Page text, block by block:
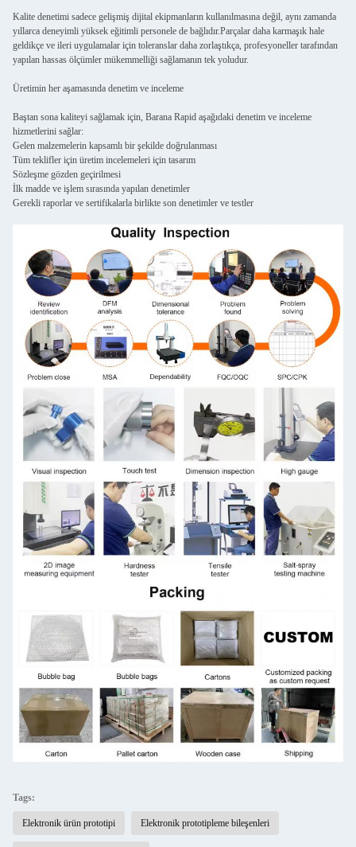
Kalite denetimi sadece gelişmiş dijital ekipmanların kullanılmasına değil, aynı zamanda
yıllarca deneyimli yüksek eğitimli personele de bağlıdır.Parçalar daha karmaşık hale
geldikçe ve ileri uygulamalar için toleranslar daha zorlaştıkça, profesyoneller tarafından
yapılan hassas ölçümler mükemmelliği sağlamanın tek yoludur.
Üretimin her aşamasında denetim ve inceleme
Baştan sona kaliteyi sağlamak için, Barana Rapid aşağıdaki denetim ve inceleme
hizmetlerini sağlar:
Gelen malzemelerin kapsamlı bir şekilde doğrulanması
Tüm teklifler için üretim incelemeleri için tasarım
Sözleşme gözden geçirilmesi
İlk madde ve işlem sırasında yapılan denetimler
Gerekli raporlar ve sertifikalarla birlikte son denetimler ve testler
Tags:
Elektronik ürün prototipi Elektronik prototipleme bileşenleri